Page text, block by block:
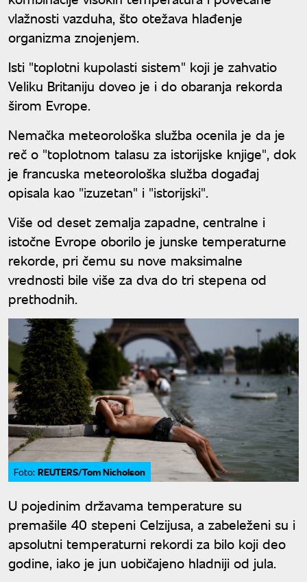
vlažnosti vazduha, što otežava hlađenje
organizma znojenjem.
Isti "toplotni kupolasti sistem" koji je zahvatio
Veliku Britaniju doveo je i do obaranja rekorda
širom Evrope.
Nemačka meteorološka služba ocenila je da je
reč o "toplotnom talasu za istorijske knjige", dok
je francuska meteorološka služba događaj
opisala kao "izuzetan" i "istorijski".
Više od deset zemalja zapadne, centralne i
istočne Evrope oborilo je junske temperaturne
rekorde, pri čemu su nove maksimalne
vrednosti bile više za dva do tri stepena od
prethodnih.
Foto: REUTERS/Tom Nicholson
U pojedinim državama temperature su
premašile 40 stepeni Celzijusa, a zabeleženi su i
apsolutni temperaturni rekordi za bilo koji deo
godine, iako je jun uobičajeno hladniji od jula.